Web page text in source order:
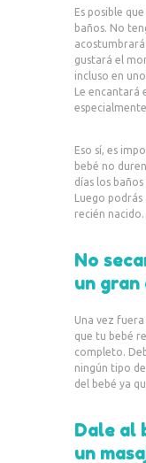
Es posible
baños. No
acostumbrará
gustará el
incluso en
Le
Eso sí, es
bebé no
días los
Luego
recién nacido.
No
un
Una vez
que tu bebé
completo.
ningún tipo
del bebé ya
Dale al
un